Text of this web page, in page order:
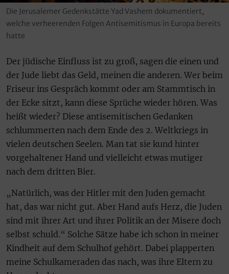
Die Jerusalemer Gedenkstätte Yad Vashem dokumentiert,
welche verheerenden Folgen Antisemitismus in Europa bereits
hatte
Der jüdische Einfluss ist zu groß, sagen die einen und
der Jude liebt das Geld, meinen die anderen. Wer beim
Friseur ins Gespräch kommt oder am Stammtisch in
der Ecke sitzt, kann diese Sprüche wieder hören. Was
heißt wieder? Diese antisemitischen Gedanken
schlummerten nach dem Ende des 2. Weltkriegs in
vielen deutschen Seelen. Man tat sie kund hinter
vorgehaltener Hand und vielleicht etwas mutiger
nach dem dritten Bier.
„Natürlich, was der Hitler mit den Juden gemacht
hat, das war nicht gut. Aber Hand aufs Herz, die Juden
sind mit ihrer Art und ihrer Politik an der Misere doch
selbst schuld.“ Solche Sätze habe ich schon in meiner
Kindheit auf dem Schulhof gehört. Dabei plapperten
meine Schulkameraden das nach, was ihre Eltern zu